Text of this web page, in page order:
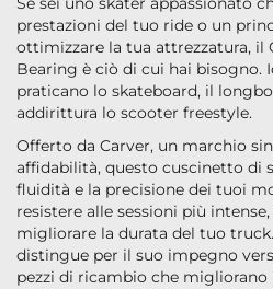
prestazioni del tuo ride o un
ottimizzare la tua attrezzatura, il
Bearing è ciò di cui hai bisogno.
praticano lo skateboard, il
addirittura lo scooter freestyle.
Offerto da Carver, un marchio
affidabilità, questo cuscinetto di
fluidità e la precisione dei tuoi
resistere alle sessioni più
migliorare la durata del tuo
distingue per il suo impegno
pezzi di ricambio che